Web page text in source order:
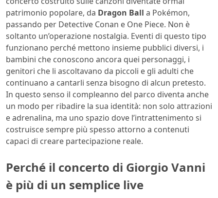
patrimonio popolare, da Dragon Ball a Pokémon,
passando per Detective Conan e One Piece. Non è
soltanto un’operazione nostalgia. Eventi di questo tipo
funzionano perché mettono insieme pubblici diversi, i
bambini che conoscono ancora quei personaggi, i
genitori che li ascoltavano da piccoli e gli adulti che
continuano a cantarli senza bisogno di alcun pretesto.
In questo senso il compleanno del parco diventa anche
un modo per ribadire la sua identità: non solo attrazioni
e adrenalina, ma uno spazio dove l’intrattenimento si
costruisce sempre più spesso attorno a contenuti
capaci di creare partecipazione reale.
Perché il concerto di Giorgio Vanni
è più di un semplice live